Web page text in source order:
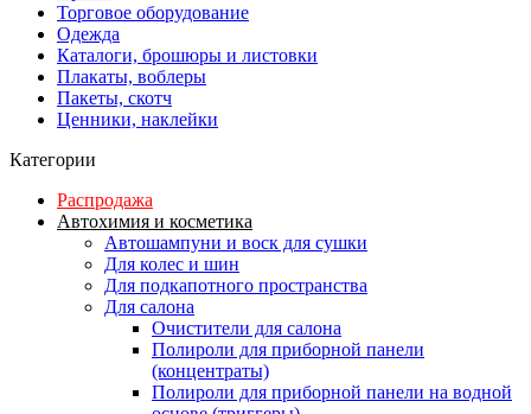
Торговое оборудование
Одежда
Каталоги, брошюры и листовки
Плакаты, воблеры
Пакеты, скотч
Ценники, наклейки
Категории
Распродажа
Автохимия и косметика
Автошампуни и воск для сушки
Для колес и шин
Для подкапотного пространства
Для салона
Очистители для салона
Полироли для приборной панели
(концентраты)
Полироли для приборной панели на водной